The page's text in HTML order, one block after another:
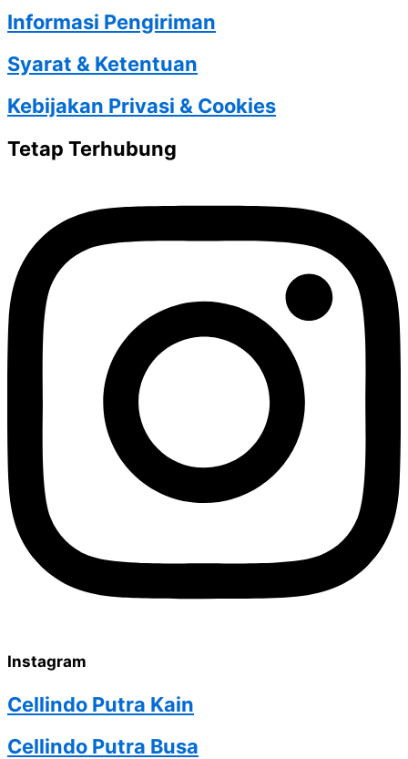
Informasi Pengiriman
Syarat & Ketentuan
Kebijakan Privasi & Cookies
Tetap Terhubung
Instagram
Cellindo Putra Kain
Cellindo Putra Busa